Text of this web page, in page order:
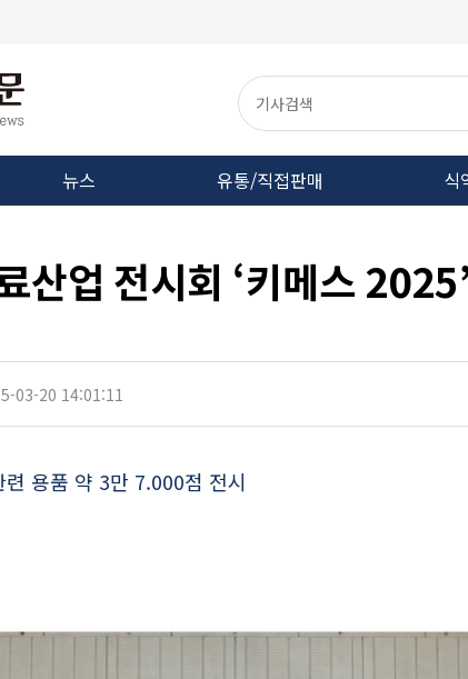
뉴스 유통/직접판매 식
산업 전시회 ‘키메스
03-20 14:01:11
용품 약 3만 7.000점 전시